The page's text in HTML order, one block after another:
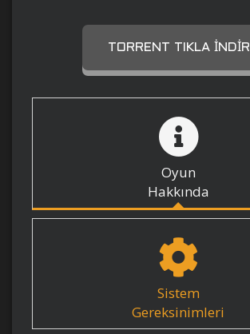
TORRENT TIKLA İNDIR
Oyun
Hakkında
Sistem
Gereksinimleri